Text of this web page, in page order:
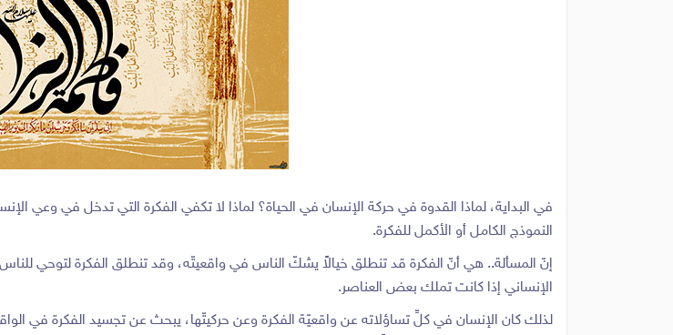
في البداية، لماذا القدوة في حركة الإنسان في الحياة؟ لماذا لا تكفي الفكرة التي تدخل في وعي
النموذج الكامل أو الأكمل للفكرة.
إنّ المسألة.. هي أنّ الفكرة قد تنطلق خيالاً يشكّ الناس في واقعيتّه، وقد تنطلق الفكرة لتوحي
الإنساني إذا كانت تملك بعض العناصر.
لذلك كان الإنسان في كلِّ تساؤلاته عن واقعيّة الفكرة وعن حركيتّها، يبحث عن تجسيد الفكرة في